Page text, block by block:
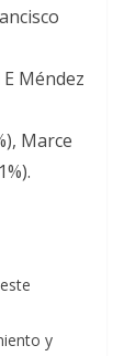
Méndez
Marce
y